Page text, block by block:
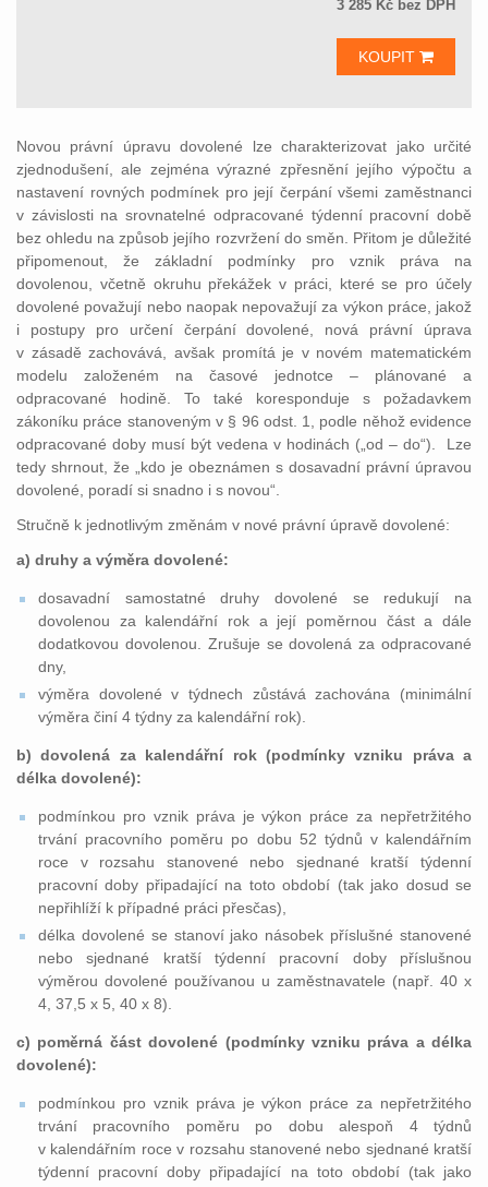
3 285 Kč bez DPH
KOUPIT
Novou právní úpravu dovolené lze charakterizovat jako určité
zjednodušení, ale zejména výrazné zpřesnění jejího výpočtu a
nastavení rovných podmínek pro její čerpání všemi zaměstnanci
v závislosti na srovnatelné odpracované týdenní pracovní době
bez ohledu na způsob jejího rozvržení do směn. Přitom je důležité
připomenout, že základní podmínky pro vznik práva na
dovolenou, včetně okruhu překážek v práci, které se pro účely
dovolené považují nebo naopak nepovažují za výkon práce, jakož
i postupy pro určení čerpání dovolené, nová právní úprava
v zásadě zachovává, avšak promítá je v novém matematickém
modelu založeném na časové jednotce – plánované a
odpracované hodině. To také koresponduje s požadavkem
zákoníku práce stanoveným v § 96 odst. 1, podle něhož evidence
odpracované doby musí být vedena v hodinách („od – do“). Lze
tedy shrnout, že „kdo je obeznámen s dosavadní právní úpravou
dovolené, poradí si snadno i s novou“.
Stručně k jednotlivým změnám v nové právní úpravě dovolené:
a) druhy a výměra dovolené:
dosavadní samostatné druhy dovolené se redukují na
dovolenou za kalendářní rok a její poměrnou část a dále
dodatkovou dovolenou. Zrušuje se dovolená za odpracované
dny,
výměra dovolené v týdnech zůstává zachována (minimální
výměra činí 4 týdny za kalendářní rok).
b) dovolená za kalendářní rok (podmínky vzniku práva a
délka dovolené):
podmínkou pro vznik práva je výkon práce za nepřetržitého
trvání pracovního poměru po dobu 52 týdnů v kalendářním
roce v rozsahu stanovené nebo sjednané kratší týdenní
pracovní doby připadající na toto období (tak jako dosud se
nepřihlíží k případné práci přesčas),
délka dovolené se stanoví jako násobek příslušné stanovené
nebo sjednané kratší týdenní pracovní doby příslušnou
výměrou dovolené používanou u zaměstnavatele (např. 40 x
4, 37,5 x 5, 40 x 8).
c) poměrná část dovolené (podmínky vzniku práva a délka
dovolené):
podmínkou pro vznik práva je výkon práce za nepřetržitého
trvání pracovního poměru po dobu alespoň 4 týdnů
v kalendářním roce v rozsahu stanovené nebo sjednané kratší
týdenní pracovní doby připadající na toto období (tak jako